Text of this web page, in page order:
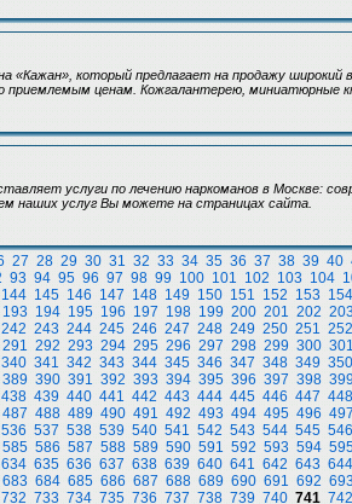
«Кажан», который предлагает на продажу широкий
приемлемым ценам. Кожгалантерею, миниатюрные
услуги по лечению наркоманов в Москве:
наших услуг Вы можете на страницах сайта.
27 28 29 30 31 32 33 34 35 36 37 38 39 40
93 94 95 96 97 98 99 100 101 102 103 104
144 145 146 147 148 149 150 151 152 153 154
193 194 195 196 197 198 199 200 201 202 203
242 243 244 245 246 247 248 249 250 251 252
291 292 293 294 295 296 297 298 299 300 301
340 341 342 343 344 345 346 347 348 349 350
389 390 391 392 393 394 395 396 397 398 399
438 439 440 441 442 443 444 445 446 447 448
487 488 489 490 491 492 493 494 495 496 497
536 537 538 539 540 541 542 543 544 545 546
585 586 587 588 589 590 591 592 593 594
634 635 636 637 638 639 640 641 642 643 644
683 684 685 686 687 688 689 690 691 692 693
732 733 734 735 736 737 738 739 740 741 742